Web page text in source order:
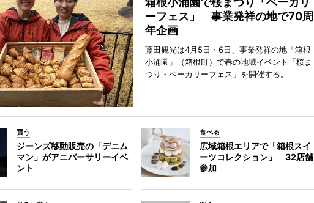
ーフェス」 事業発祥の地で70周
年企画
藤田観光は4月5日・6日、事業発祥の地「箱根
小涌園」（箱根町）で春の地域イベント「桜ま
つり・ベーカリーフェス」を開催する。
買う
ジーンズ移動販売の「デニム
マン」がアニバーサリーイベ
ント
食べる
広域箱根エリアで「箱根スイ
ーツコレクション」 32店舗
参加